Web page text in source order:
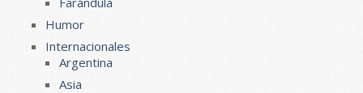
Humor
Internacionales
Argentina
Asia